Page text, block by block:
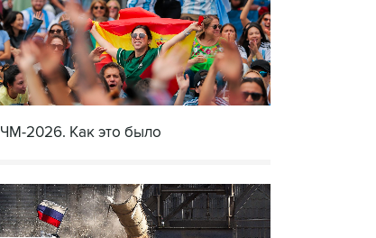
ЧМ-2026. Как это было